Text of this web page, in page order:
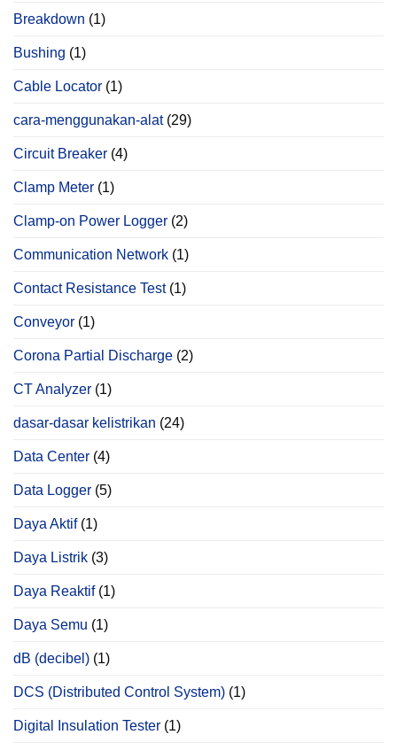
Breakdown (1)
Bushing (1)
Cable Locator (1)
cara-menggunakan-alat(29)
Circuit Breaker (4)
Clamp Meter (1)
Clamp-on Power Logger (2)
Communication Network (1)
Contact Resistance Test(1)
Conveyor (1)
Corona Partial Discharge (2)
CT Analyzer (1)
dasar-dasar kelistrikan (24)
Data Center (4)
Data Logger (5)
Daya Aktif(1)
Daya Listrik (3)
Daya Reaktif(1)
Daya Semu (1)
dB (decibel) (1)
DCS (Distributed Control System) (1)
Digital Insulation Tester (1)